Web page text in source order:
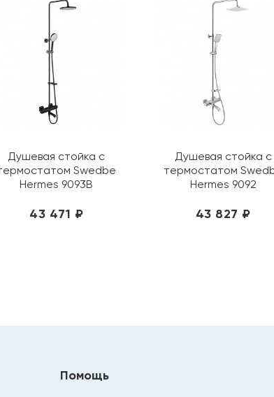
Душевая стойка с
Swedbe
Hermes 9093B
43 471 ₽
Душевая стойка с
термостатом
Hermes 9092
43 827 ₽
Помощь